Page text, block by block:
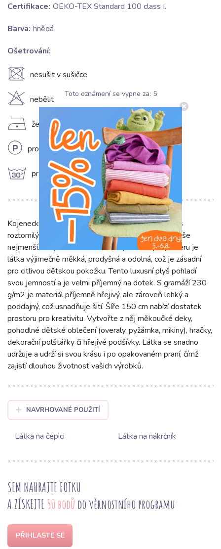
Certifikace: OEKO-TEX Standard 100 class I.
Barva: hnědá
Ošetrování:
U nesušit v sušičce
H nebělit
D žehlit na nízkém stupni (110°C)
L profesionální chemické čištění
g prát na 30°C
Kojenecký plyš "Shape cognac" v hnědém odstínu s
roztomilým vzorem zvířátek je ideální volbou pro vaše
nejmenší. Díky složení 80% bavlny a 20% polyesteru je
látka výjimečně měkká, prodyšná a odolná, což je zásadní
pro citlivou dětskou pokožku. Tento luxusní plyš pohladí
svou jemností a je velmi příjemný na dotek. S gramáží 230
g/m2 je materiál příjemně hřejivý, ale zároveň lehký a
poddajný, což usnadňuje šití. Šíře 150 cm nabízí dostatek
prostoru pro kreativitu. Vytvořte z něj měkoučké deky,
pohodlné dětské oblečení (overaly, pyžámka, mikiny), hračky,
dekorační polštářky či hřejivé podšívky. Látka se snadno
udržuje a udrží si svou krásu i po opakovaném praní, čímž
zajistí dlouhou životnost vašich výrobků.
NAVRHOVANÉ POUŽITÍ
Látka na čepici Látka na nákrčník
SEM NAHRAJTE FOTKU
A ZÍSKEJTE 50 bodů do věrnostního programu
PŘIHLASTE SE
Toto oznámení se vypne za: 5